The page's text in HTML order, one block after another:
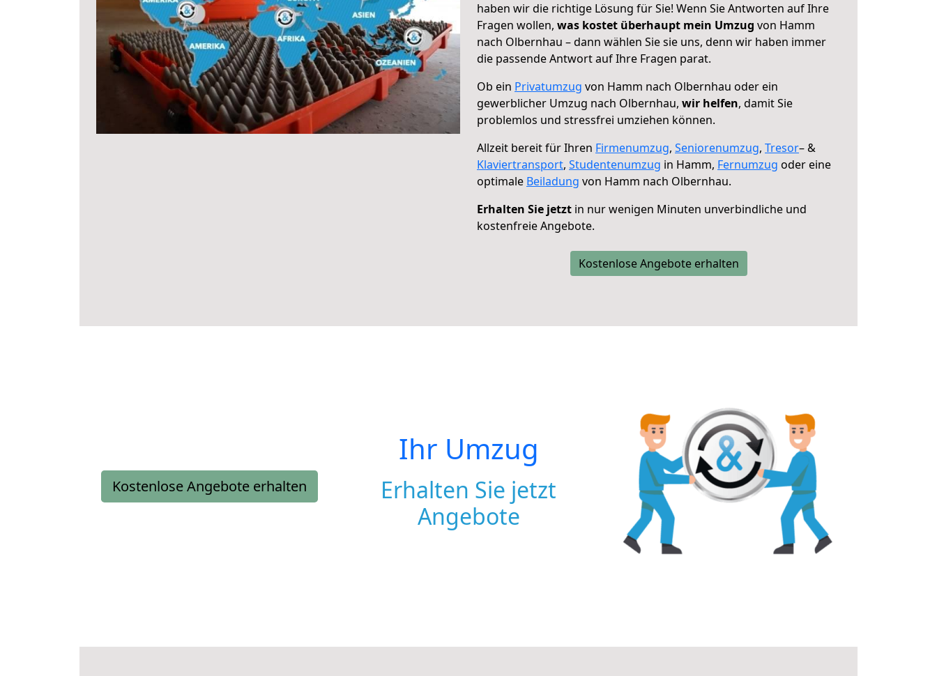
haben wir die richtige Lösung für Sie! Wenn Sie Antworten auf Ihre
Fragen wollen, was kostet überhaupt mein Umzug von Hamm
nach Olbernhau – dann wählen Sie sie uns, denn wir haben immer
die passende Antwort auf Ihre Fragen parat.
Ob ein Privatumzug von Hamm nach Olbernhau oder ein
gewerblicher Umzug nach Olbernhau, wir helfen, damit Sie
problemlos und stressfrei umziehen können.
Allzeit bereit für Ihren Firmenumzug, Seniorenumzug, Tresor– &
Klaviertransport, Studentenumzug in Hamm, Fernumzug oder eine
optimale Beiladung von Hamm nach Olbernhau.
Erhalten Sie jetzt in nur wenigen Minuten unverbindliche und
kostenfreie Angebote.
Kostenlose Angebote erhalten
Kostenlose Angebote erhalten
Ihr Umzug
Erhalten Sie jetzt
Angebote